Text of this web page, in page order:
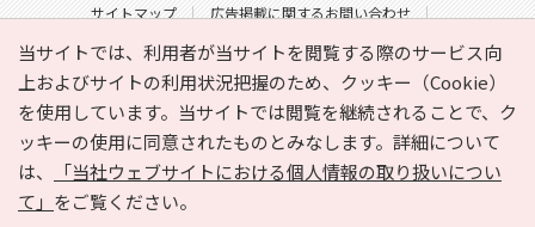
当サイトでは、利用者が当サイトを閲覧する際のサービス向
上およびサイトの利用状況把握のため、クッキー（Cookie）
を使用しています。当サイトでは閲覧を継続されることで、ク
ッキーの使用に同意されたものとみなします。詳細について
は、
「当社ウェブサイトにおける個人情報の取り扱いについ
て」 をご覧ください。
サイトマップ
広告掲載に関するお問い合わせ
サイトの内容に関するお問い合わせ
Copyright © HYOJITO.Co.,Ltd. All Rights Reserved.